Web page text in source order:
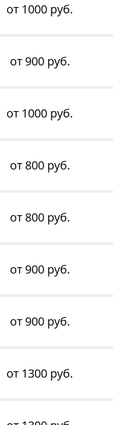
от 1000 руб.
от 900 руб.
от 1000 руб.
от 800 руб.
от 800 руб.
от 900 руб.
от 900 руб.
от 1300 руб.